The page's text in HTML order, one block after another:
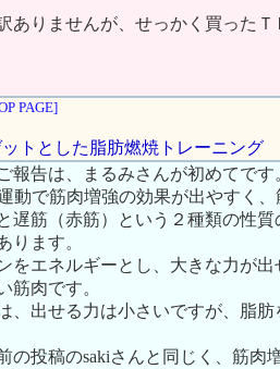
ありませんが、せっかく買った
PAGE]
トとした脂肪燃焼トレーニング
報告は、まるみさんが初めてで
動で筋肉増強の効果が出やすく
遅筋（赤筋）という２種類の性
ります。
をエネルギーとし、大きな力が
筋肉です。
、出せる力は小さいですが、脂
の投稿のsakiさんと同じく、筋